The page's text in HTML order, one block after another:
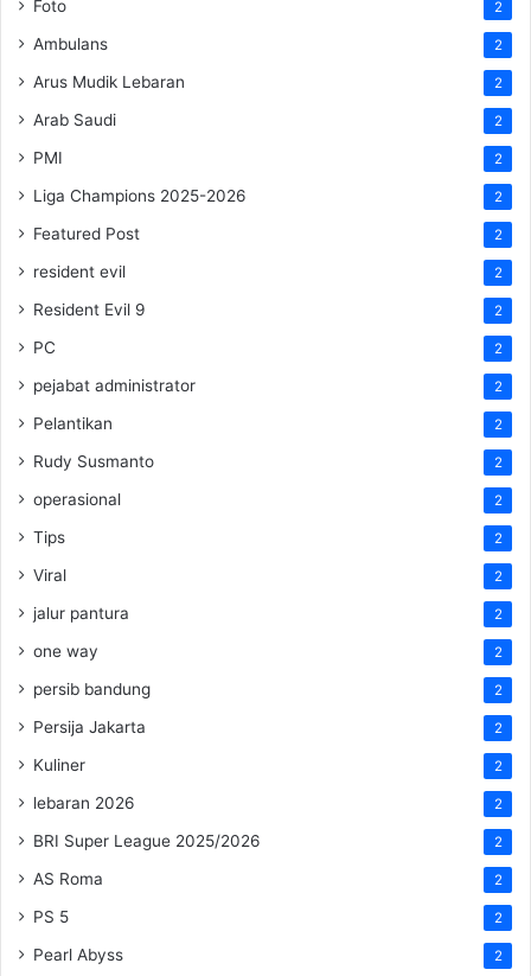
Foto 2
Ambulans 2
Arus Mudik Lebaran 2
Arab Saudi 2
PMI 2
Liga Champions 2025-2026 2
Featured Post 2
resident evil 2
Resident Evil 9 2
PC 2
pejabat administrator 2
Pelantikan 2
Rudy Susmanto 2
operasional 2
Tips 2
Viral 2
jalur pantura 2
one way 2
persib bandung 2
Persija Jakarta 2
Kuliner 2
lebaran 2026 2
BRI Super League 2025/2026 2
AS Roma 2
PS 5 2
Pearl Abyss 2